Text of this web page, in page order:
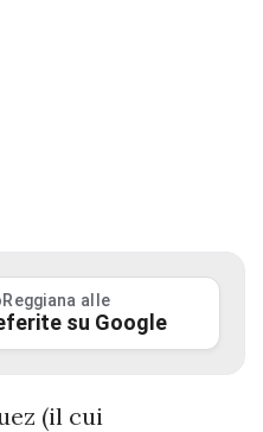
alle
su Google
(il cui